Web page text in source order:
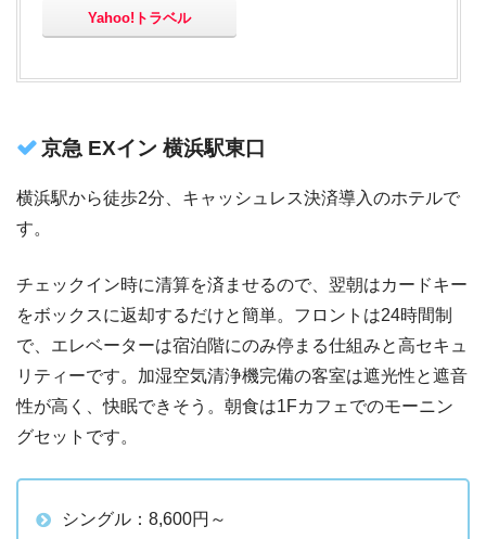
Yahoo!トラベル
京急 EXイン 横浜駅東口
横浜駅から徒歩2分、キャッシュレス決済導入のホテルで
す。
チェックイン時に清算を済ませるので、翌朝はカードキー
をボックスに返却するだけと簡単。フロントは24時間制
で、エレベーターは宿泊階にのみ停まる仕組みと高セキュ
リティーです。加湿空気清浄機完備の客室は遮光性と遮音
性が高く、快眠できそう。朝食は1Fカフェでのモーニン
グセットです。
シングル：8,600円～